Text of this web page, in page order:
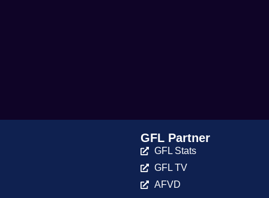
GFL Partner
GFL Stats
GFL TV
AFVD